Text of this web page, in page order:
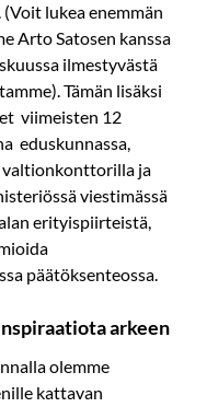
lukea enemmän
Arto Satosen kanssa
ilmestyvästä
Tämän lisäksi
viimeisten 12
eduskunnassa,
valtionkonttorilla ja
viestimässä
erityispiirteistä,
päätöksenteossa.
arkeen
olemme
kattavan